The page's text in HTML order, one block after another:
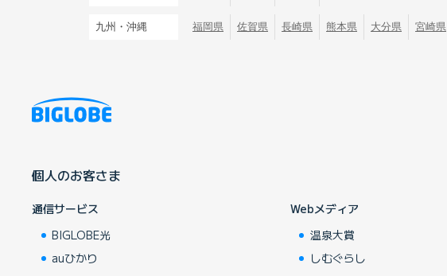
九州・沖縄 福岡県 佐賀県 長崎県 熊本県 大分県 宮崎県
個人のお客さま
通信サービス
BIGLOBE光
auひかり
Webメディア
温泉大賞
しむぐらし